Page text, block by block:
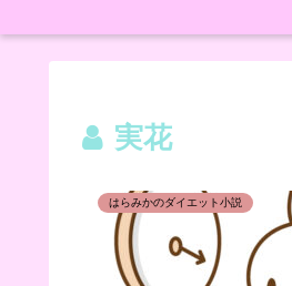
実花
はらみかのダイエット小説